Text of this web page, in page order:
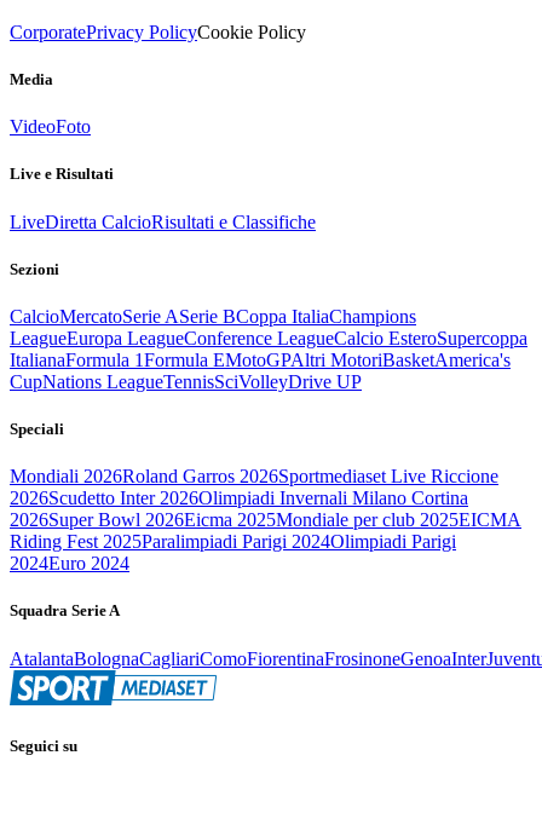
CorporatePrivacy PolicyCookie Policy
Media
VideoFoto
Live e Risultati
LiveDiretta CalcioRisultati e Classifiche
Sezioni
CalcioMercatoSerie ASerie BCoppa ItaliaChampions
LeagueEuropa LeagueConference LeagueCalcio EsteroSupercoppa
ItalianaFormula 1Formula EMotoGPAltri MotoriBasketAmerica's
CupNations LeagueTennisSciVolleyDrive UP
Speciali
Mondiali 2026Roland Garros 2026Sportmediaset Live Riccione
2026Scudetto Inter 2026Olimpiadi Invernali Milano Cortina
2026Super Bowl 2026Eicma 2025Mondiale per club 2025EICMA
Riding Fest 2025Paralimpiadi Parigi 2024Olimpiadi Parigi
2024Euro 2024
Squadra Serie A
AtalantaBolognaCagliariComoFiorentinaFrosinoneGenoaInter
Seguici su